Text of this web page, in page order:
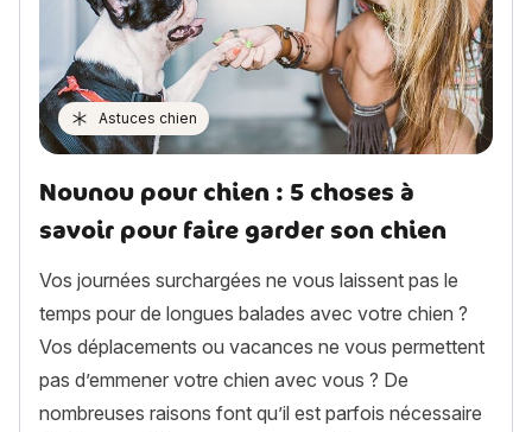
Astuces chien
Nounou pour chien : 5 choses à
savoir pour faire garder son chien
Vos journées surchargées ne vous laissent pas le
temps pour de longues balades avec votre chien ?
Vos déplacements ou vacances ne vous permettent
pas d’emmener votre chien avec vous ? De
nombreuses raisons font qu’il est parfois nécessaire